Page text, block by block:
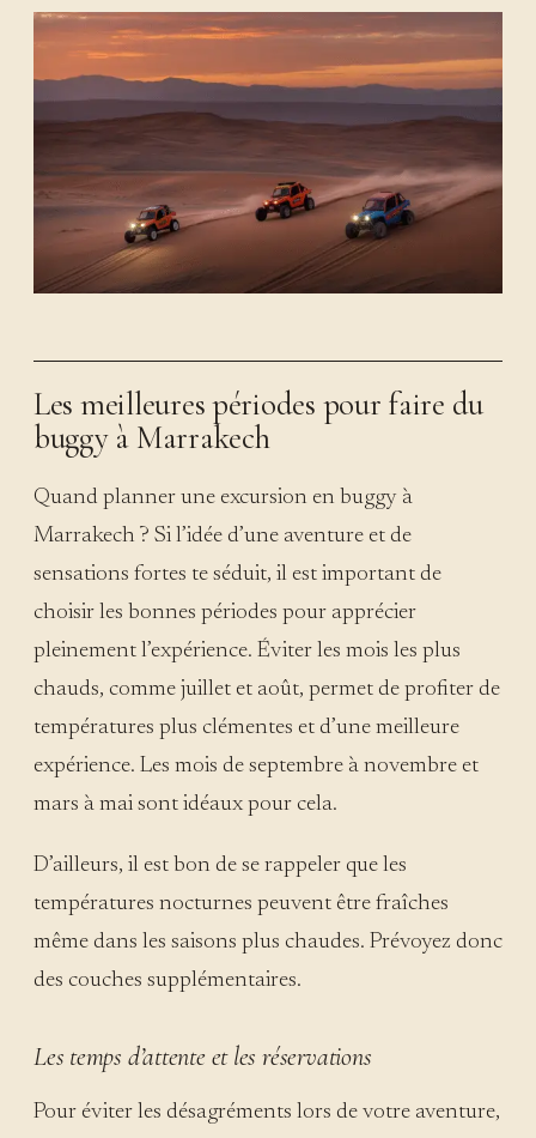
Les meilleures périodes pour faire du
buggy à Marrakech
Quand planner une excursion en buggy à
Marrakech ? Si l’idée d’une aventure et de
sensations fortes te séduit, il est important de
choisir les bonnes périodes pour apprécier
pleinement l’expérience. Éviter les mois les plus
chauds, comme juillet et août, permet de profiter de
températures plus clémentes et d’une meilleure
expérience. Les mois de septembre à novembre et
mars à mai sont idéaux pour cela.
D’ailleurs, il est bon de se rappeler que les
températures nocturnes peuvent être fraîches
même dans les saisons plus chaudes. Prévoyez donc
des couches supplémentaires.
Les temps d’attente et les réservations
Pour éviter les désagréments lors de votre aventure,